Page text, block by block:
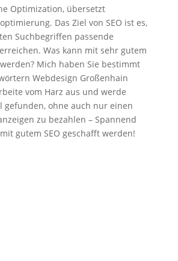
Optimization, übersetzt
Das Ziel von SEO ist es,
Suchbegriffen passende
Was kann mit sehr gutem
Mich haben Sie bestimmt
Webdesign Großenhain
vom Harz aus und werde
gefunden, ohne auch nur einen
zu bezahlen – Spannend
gutem SEO geschafft werden!